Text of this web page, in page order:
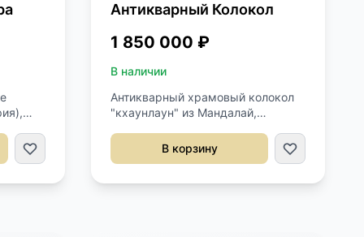
Антикварный Колокол
1 850 000 ₽
В наличии
Антикварный храмовый колокол
"кхаунлаун" из Мандалай,
бронзы в технике утраченной
восковой модели. Размер с
В корзину